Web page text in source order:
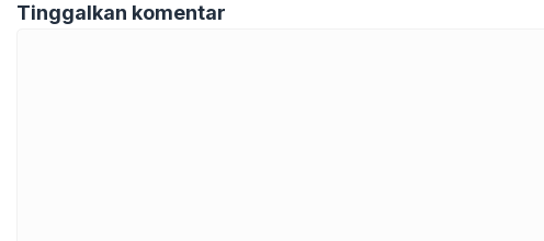
Tinggalkan komentar